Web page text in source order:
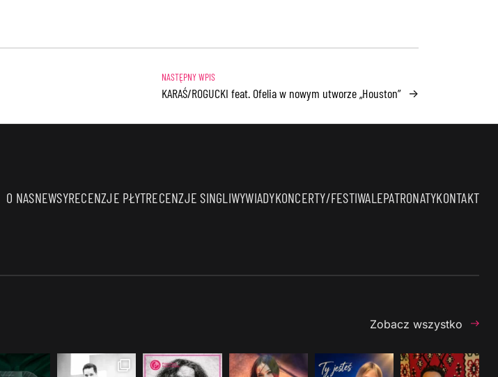
KARAŚ/ROGUCKI feat. Ofelia w nowym utworze „Houston” →
O NASNEWSYRECENZJE PŁYTRECENZJE SINGLIWYWIADYKONCERTY/FESTIWALEPATRONATYKONTAKT
Zobacz wszystko